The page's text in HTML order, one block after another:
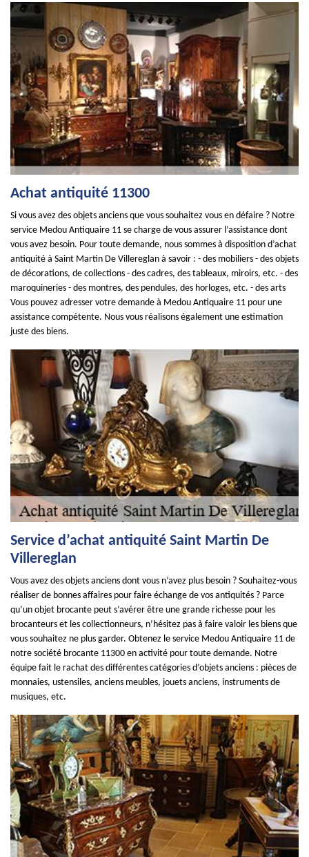
Achat antiquité 11300
Si vous avez des objets anciens que vous souhaitez vous en défaire ? Notre
service Medou Antiquaire 11 se charge de vous assurer l’assistance dont
vous avez besoin. Pour toute demande, nous sommes à disposition d’achat
antiquité à Saint Martin De Villereglan à savoir : - des mobiliers - des objets
de décorations, de collections - des cadres, des tableaux, miroirs, etc. - des
maroquineries - des montres, des pendules, des horloges, etc. - des arts
Vous pouvez adresser votre demande à Medou Antiquaire 11 pour une
assistance compétente. Nous vous réalisons également une estimation
juste des biens.
Service d’achat antiquité Saint Martin De
Villereglan
Vous avez des objets anciens dont vous n’avez plus besoin ? Souhaitez-vous
réaliser de bonnes affaires pour faire échange de vos antiquités ? Parce
qu’un objet brocante peut s’avérer être une grande richesse pour les
brocanteurs et les collectionneurs, n’hésitez pas à faire valoir les biens que
vous souhaitez ne plus garder. Obtenez le service Medou Antiquaire 11 de
notre société brocante 11300 en activité pour toute demande. Notre
équipe fait le rachat des différentes catégories d’objets anciens : pièces de
monnaies, ustensiles, anciens meubles, jouets anciens, instruments de
musiques, etc.